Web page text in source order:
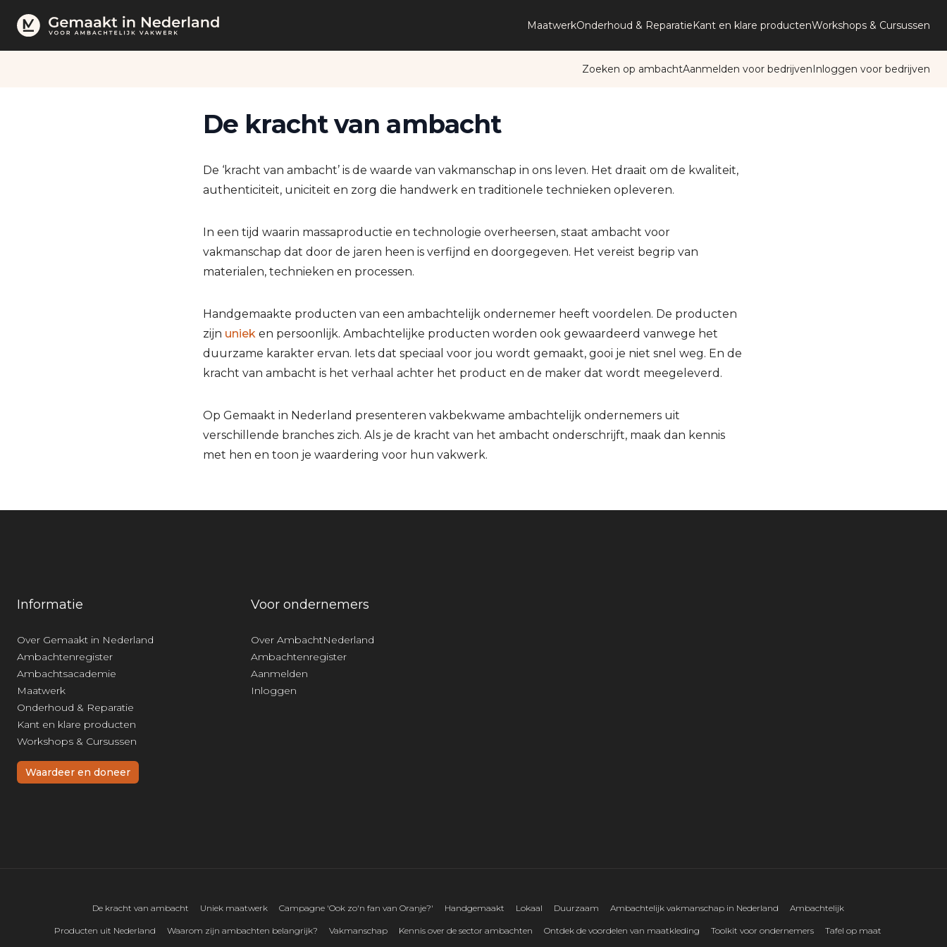
MaatwerkOnderhoud & ReparatieKant en klare productenWorkshops & Cursussen
Zoeken op ambachtAanmelden voor bedrijvenInloggen voor bedrijven
De kracht van ambacht
De ‘kracht van ambacht’ is de waarde van vakmanschap in ons leven. Het draait om de kwaliteit,
authenticiteit, uniciteit en zorg die handwerk en traditionele technieken opleveren.
In een tijd waarin massaproductie en technologie overheersen, staat ambacht voor
vakmanschap dat door de jaren heen is verfijnd en doorgegeven. Het vereist begrip van
materialen, technieken en processen.
Handgemaakte producten van een ambachtelijk ondernemer heeft voordelen. De producten
zijn uniek en persoonlijk. Ambachtelijke producten worden ook gewaardeerd vanwege het
duurzame karakter ervan. Iets dat speciaal voor jou wordt gemaakt, gooi je niet snel weg. En de
kracht van ambacht is het verhaal achter het product en de maker dat wordt meegeleverd.
Op Gemaakt in Nederland presenteren vakbekwame ambachtelijk ondernemers uit
verschillende branches zich. Als je de kracht van het ambacht onderschrijft, maak dan kennis
met hen en toon je waardering voor hun vakwerk.
Informatie
Over Gemaakt in Nederland
Ambachtenregister
Ambachtsacademie
Maatwerk
Onderhoud & Reparatie
Kant en klare producten
Workshops & Cursussen
Waardeer en doneer
Voor ondernemers
Over AmbachtNederland
Ambachtenregister
Aanmelden
Inloggen
De kracht van ambacht Uniek maatwerk Campagne 'Ook zo'n fan van Oranje?' Handgemaakt Lokaal Duurzaam Ambachtelijk vakmanschap in Nederland Ambachtelijk
Producten uit Nederland Waarom zijn ambachten belangrijk? Vakmanschap Kennis over de sector ambachten Ontdek de voordelen van maatkleding Toolkit voor ondernemers Tafel op maat